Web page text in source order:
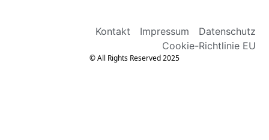
Kontakt Impressum
Datenschutz
Cookie-Richtlinie EU
© All Rights Reserved 2025